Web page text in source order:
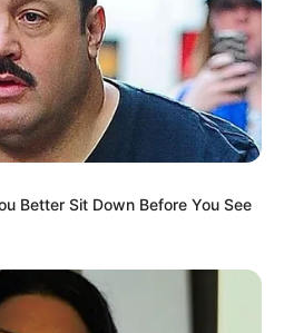
Better Sit Down Before You See